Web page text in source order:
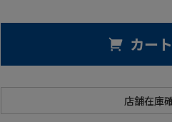
カー